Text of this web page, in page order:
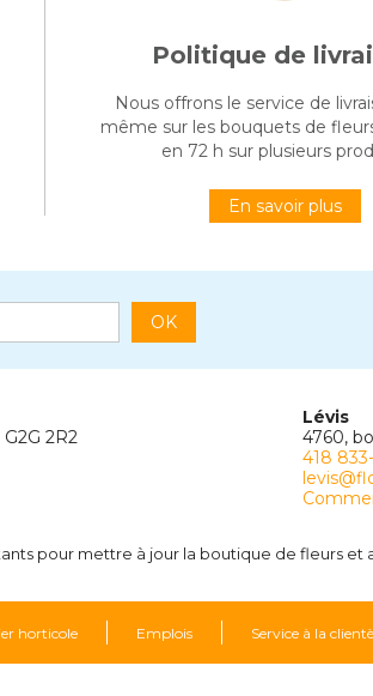
Politique de
Nous offrons le service de
même sur les bouquets de
en 72 h sur plusieurs
En savoir plus
OK
2R2
Lévis
4760,
418
pour mettre à jour la boutique de fleurs et
horticole Emplois Service à la